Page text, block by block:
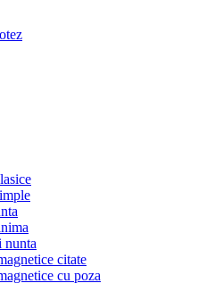
nunta
citate
cu poza